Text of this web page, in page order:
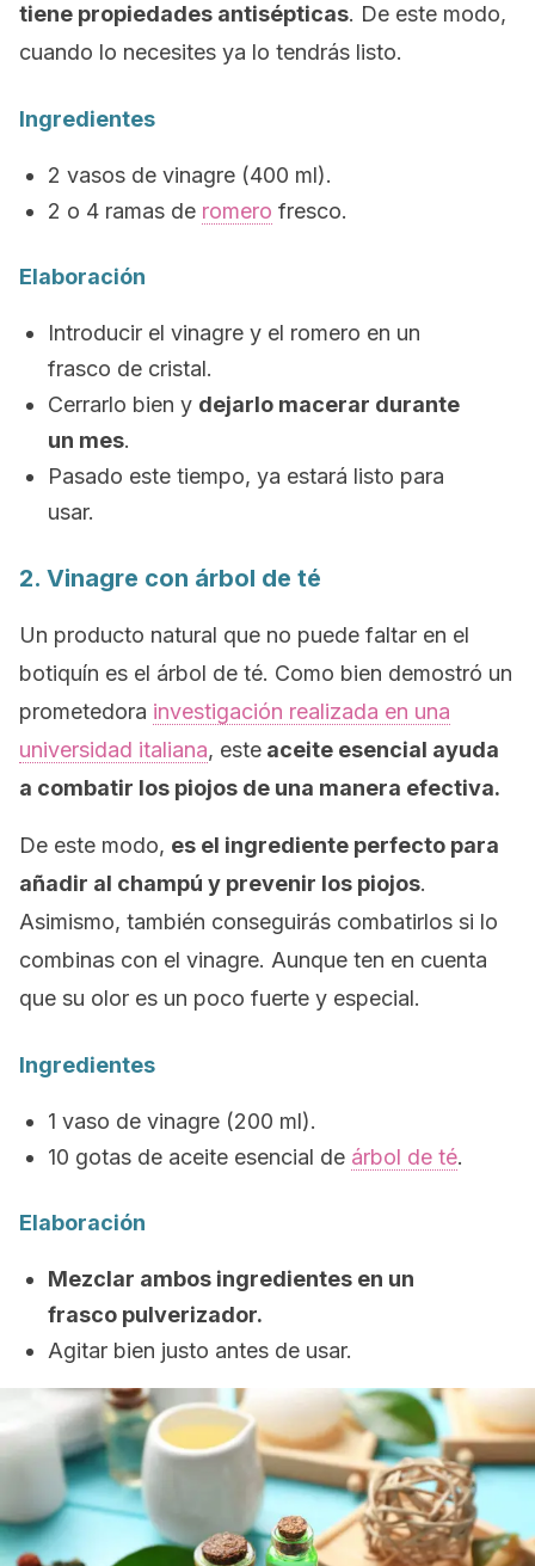
tiene propiedades antisépticas. De este modo,
cuando lo necesites ya lo tendrás listo.
Ingredientes
2 vasos de vinagre (400 ml).
2 o 4 ramas de romero fresco.
Elaboración
Introducir el vinagre y el romero en un
frasco de cristal.
Cerrarlo bien y dejarlo macerar durante
un mes.
Pasado este tiempo, ya estará listo para
usar.
2. Vinagre con árbol de té
Un producto natural que no puede faltar en el
botiquín es el árbol de té. Como bien demostró un
prometedora investigación realizada en una
universidad italiana, este aceite esencial ayuda
a combatir los piojos de una manera efectiva.
De este modo, es el ingrediente perfecto para
añadir al champú y prevenir los piojos.
Asimismo, también conseguirás combatirlos si lo
combinas con el vinagre. Aunque ten en cuenta
que su olor es un poco fuerte y especial.
Ingredientes
1 vaso de vinagre (200 ml).
10 gotas de aceite esencial de árbol de té.
Elaboración
Mezclar ambos ingredientes en un
frasco pulverizador.
Agitar bien justo antes de usar.